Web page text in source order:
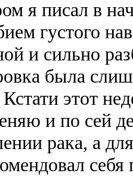
я писал в
густого
и сильно
была
Кстати этот
и по сей
рака, а